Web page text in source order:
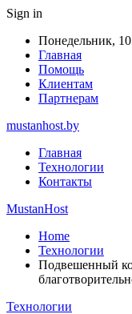
Sign in
Понедельник, 10
Главная
Помощь
Клиентам
Партнерам
mustanhost.by
Главная
Технологии
Контакты
MustanHost
Home
Технологии
Подвешенный
Технологии